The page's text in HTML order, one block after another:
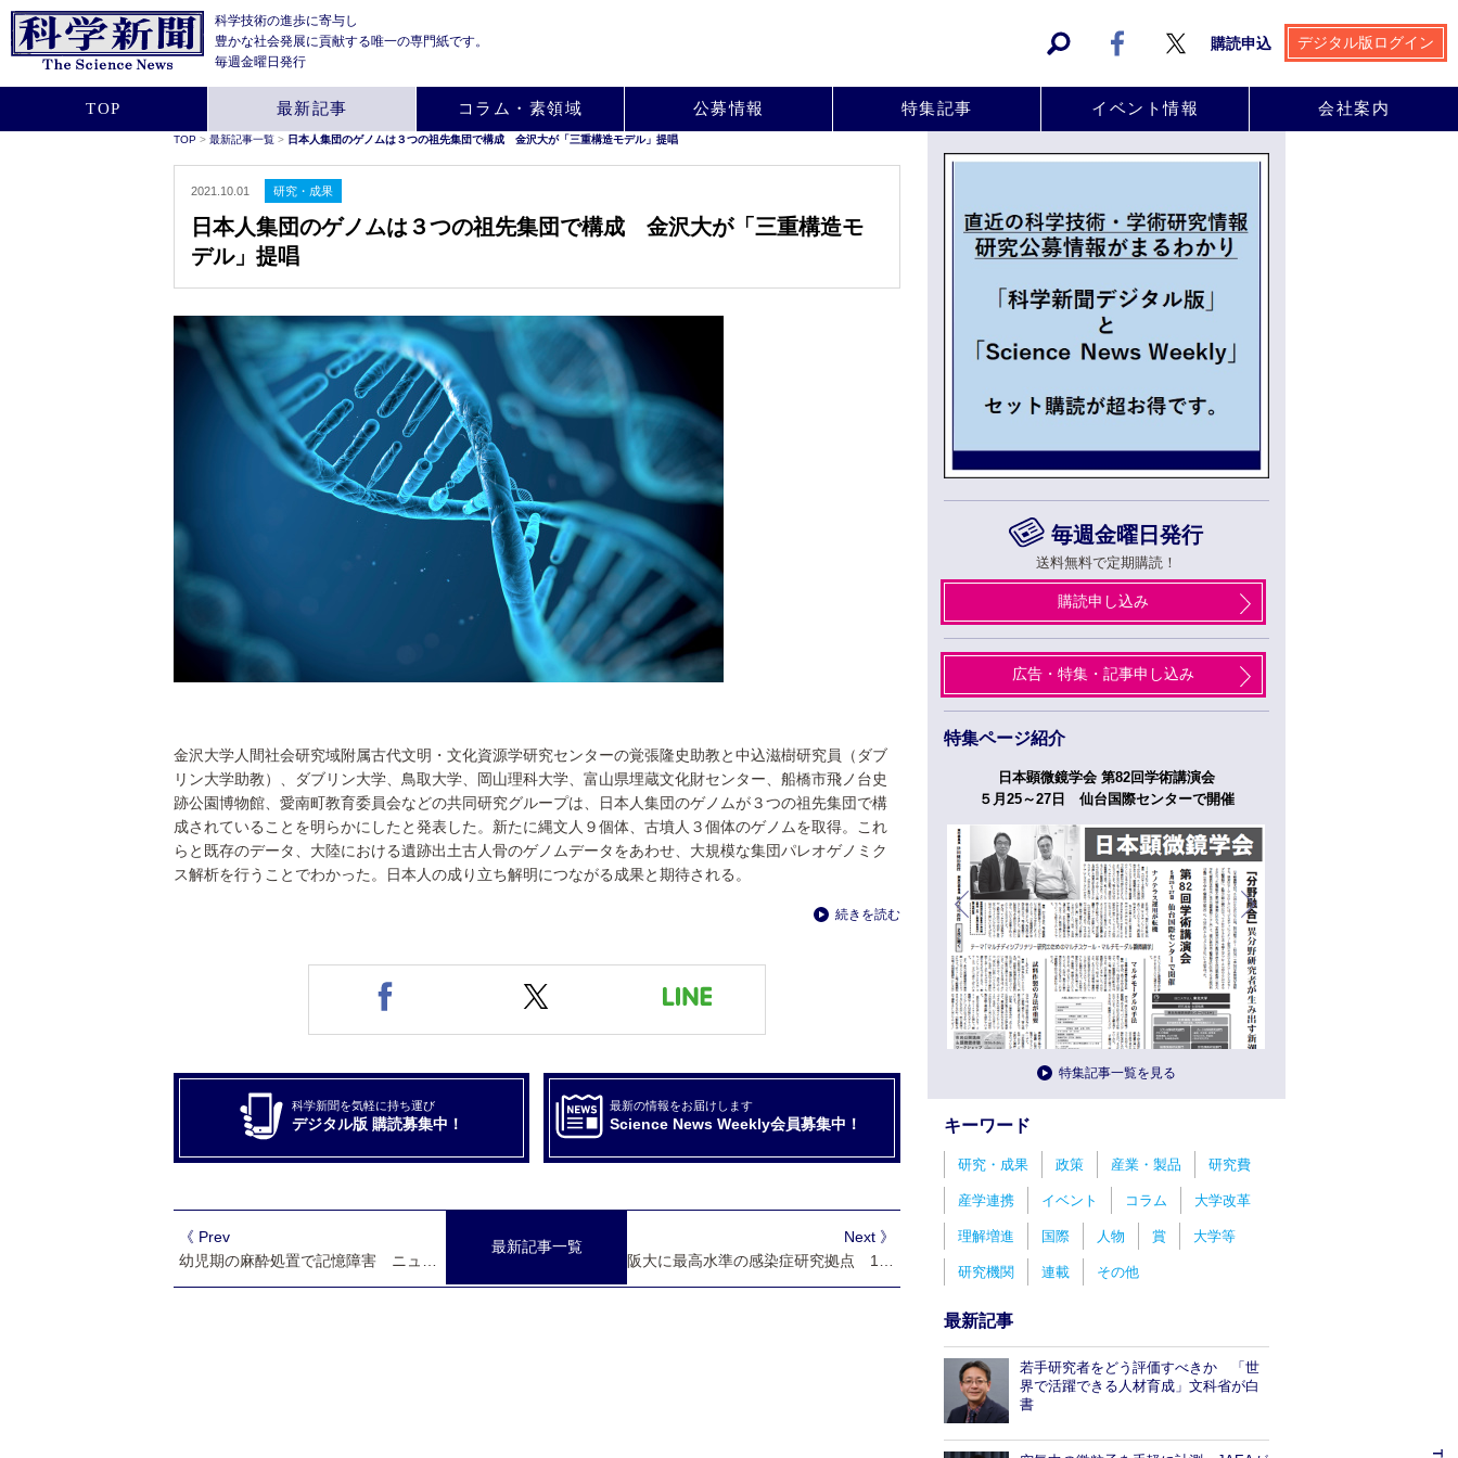
科学技術の進歩に寄与し
豊かな社会発展に貢献する唯一の専門紙です。
毎週金曜日発行
購読申込 デジタル版ログイン
TOP 最新記事 コラム・素領域 公募情報 特集記事 イベント情報 会社案内
TOP > 最新記事一覧 > 日本人集団のゲノムは３つの祖先集団で構成 金沢大が「三重構造モデル」提唱
2021.10.01 研究・成果
日本人集団のゲノムは３つの祖先集団で構成 金沢大が「三重構造モ
デル」提唱
金沢大学人間社会研究域附属古代文明・文化資源学研究センターの覚張隆史助教と中込滋樹研究員（ダブ
リン大学助教）、ダブリン大学、鳥取大学、岡山理科大学、富山県埋蔵文化財センター、船橋市飛ノ台史
跡公園博物館、愛南町教育委員会などの共同研究グループは、日本人集団のゲノムが３つの祖先集団で構
成されていることを明らかにしたと発表した。新たに縄文人９個体、古墳人３個体のゲノムを取得。これ
らと既存のデータ、大陸における遺跡出土古人骨のゲノムデータをあわせ、大規模な集団パレオゲノミク
ス解析を行うことでわかった。日本人の成り立ち解明につながる成果と期待される。
続きを読む
科学新聞を気軽に持ち運び
デジタル版 購読募集中！
最新の情報をお届けします
Science News Weekly会員募集中！
最新記事一覧
Next 》
《 Prev
毎週金曜日発行
送料無料で定期購読！
購読申し込み
広告・特集・記事申し込み
特集ページ紹介
日本薬学会第145年会 ３月26日から29日まで
福岡市のベイサイドエリアで開催
日本顕微鏡学会 第82回学術講演会
５月25～27日 仙台国際センターで開催
特集記事一覧を見る
キーワード
研究・成果 政策 産業・製品 研究費
産学連携 イベント コラム 大学改革
理解増進 国際 人物 賞 大学等
研究機関 連載 その他
最新記事
若手研究者をどう評価すべきか 「世
界で活躍できる人材育成」文科省が白
書